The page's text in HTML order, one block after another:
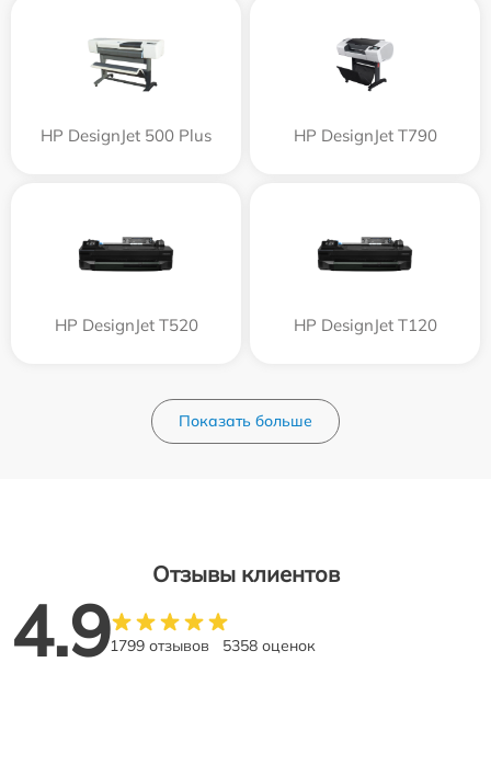
HP DesignJet 500 Plus HP DesignJet T790
HP DesignJet T520 HP DesignJet T120
Показать больше
Отзывы клиентов
4.91799 отзывов 5358 оценок